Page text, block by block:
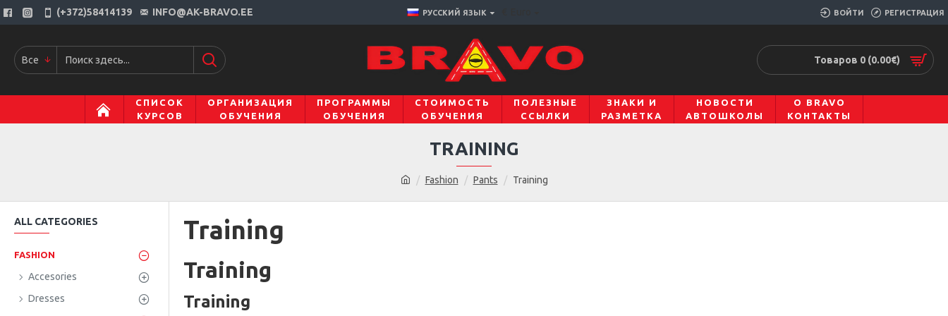
(+372)58414139 INFO@AK-BRAVO.EE РУССКИЙ ЯЗЫК ВОЙТИ РЕГИСТРАЦИЯ
Все Товаров 0 (0.00€)
СПИСОК
КУРСОВ
ОРГАНИЗАЦИЯ
ОБУЧЕНИЯ
ПРОГРАММЫ
ОБУЧЕНИЯ
СТОИМОСТЬ
ОБУЧЕНИЯ
ПОЛЕЗНЫЕ
ССЫЛКИ
ЗНАКИ И
РАЗМЕТКА
НОВОСТИ
АВТОШКОЛЫ
О BRAVO
КОНТАКТЫ
Fashion Pants Training
TRAINING
ALL CATEGORIES
FASHION
Accesories
Dresses
Training
Training
Training